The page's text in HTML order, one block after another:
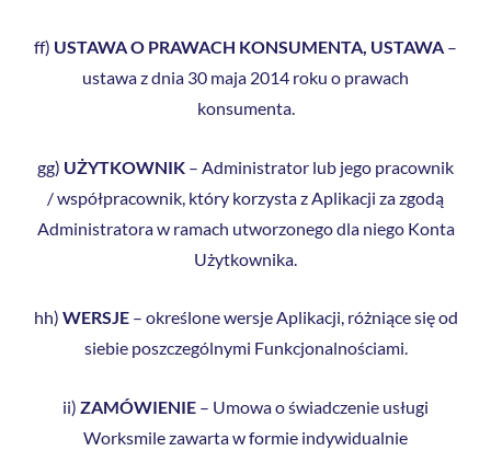
ff) USTAWA O PRAWACH KONSUMENTA, USTAWA –
ustawa z dnia 30 maja 2014 roku o prawach
konsumenta.
gg) UŻYTKOWNIK – Administrator lub jego pracownik
/ współpracownik, który korzysta z Aplikacji za zgodą
Administratora w ramach utworzonego dla niego Konta
Użytkownika.
hh) WERSJE – określone wersje Aplikacji, różniące się od
siebie poszczególnymi Funkcjonalnościami.
ii) ZAMÓWIENIE – Umowa o świadczenie usługi
Worksmile zawarta w formie indywidualnie